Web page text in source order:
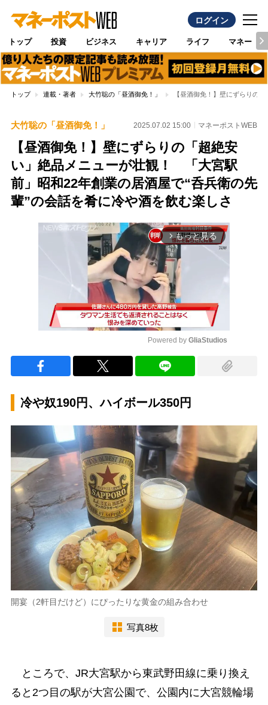
ログイン
トップ 投資 ビジネス キャリア ライフ マネー
トップ 連載・著者 大竹聡の「昼酒御免！」 【昼酒御免！】壁にずらりの
大竹聡の「昼酒御免！」 2025.07.02 15:00 マネーポストWEB
【昼酒御免！】壁にずらりの「超絶安
い」絶品メニューが壮観！ 「大宮駅
前」昭和22年創業の居酒屋で“呑兵衛の先
輩”の会話を肴に冷や酒を飲む楽しさ
arrow_forward_ios もっと見る
Powered by GliaStudios
冷や奴190円、ハイボール350円
開宴（2軒目だけど）にぴったりな黄金の組み合わせ
写真8枚
ところで、JR大宮駅から東武野田線に乗り換え
ると2つ目の駅が大宮公園で、公園内に大宮競輪場